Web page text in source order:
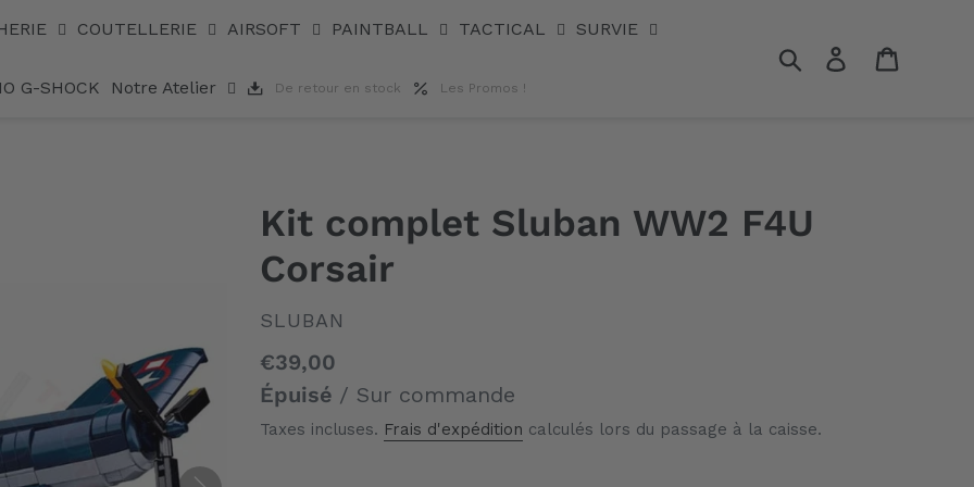
COUTELLERIE AIRSOFT PAINTBALL TACTICAL SURVIE
G-SHOCK Notre Atelier De retour en stock Les Promos !
RechercherSe connecter
Kit complet Sluban WW2 F4U
Corsair
DISTRIBUTEUR
SLUBAN
Prix
normal
€39,00
Épuisé / Sur commande
Taxes incluses. Frais d'expédition calculés lors du passage à la caisse.